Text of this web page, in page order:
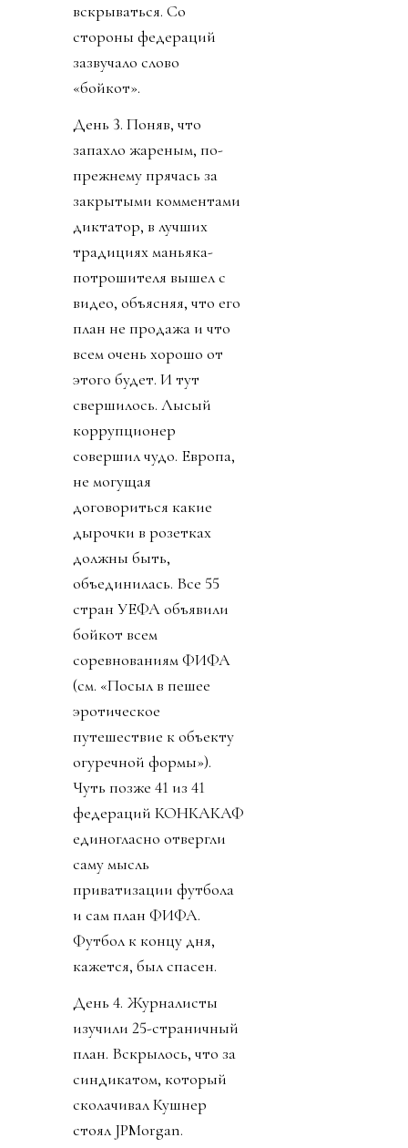
вскрываться. Со
стороны федераций
зазвучало слово
«бойкот».
День 3. Поняв, что
запахло жареным, по-
прежнему прячась за
закрытыми комментами
диктатор, в лучших
традициях маньяка-
потрошителя вышел с
видео, объясняя, что его
план не продажа и что
всем очень хорошо от
этого будет. И тут
свершилось. Лысый
коррупционер
совершил чудо. Европа,
не могущая
договориться какие
дырочки в розетках
должны быть,
объединилась. Все 55
стран УЕФА объявили
бойкот всем
соревнованиям ФИФА
(см. «Посыл в пешее
эротическое
путешествие к объекту
огуречной формы»).
Чуть позже 41 из 41
федераций КОНКАКАФ
единогласно отвергли
саму мысль
приватизации футбола
и сам план ФИФА.
Футбол к концу дня,
кажется, был спасен.
День 4. Журналисты
изучили 25-страничный
план. Вскрылось, что за
синдикатом, который
сколачивал Кушнер
стоял JPMorgan.